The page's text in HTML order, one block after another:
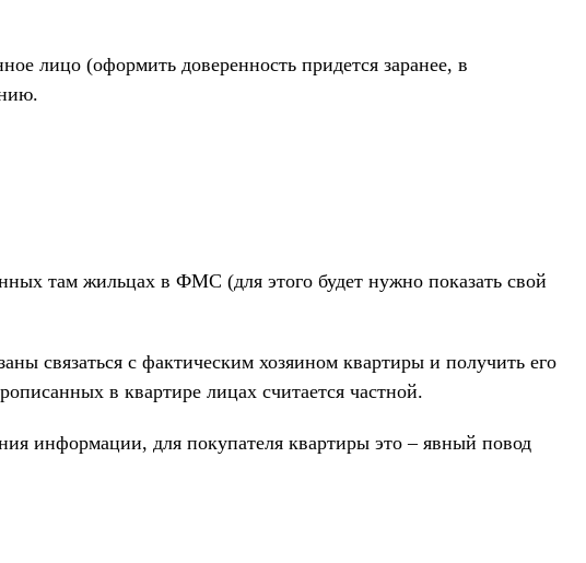
лицо (оформить доверенность придется заранее, в
там жильцах в ФМС (для этого будет нужно показать свой
связаться с фактическим хозяином квартиры и получить его
в квартире лицах считается частной.
информации, для покупателя квартиры это – явный повод